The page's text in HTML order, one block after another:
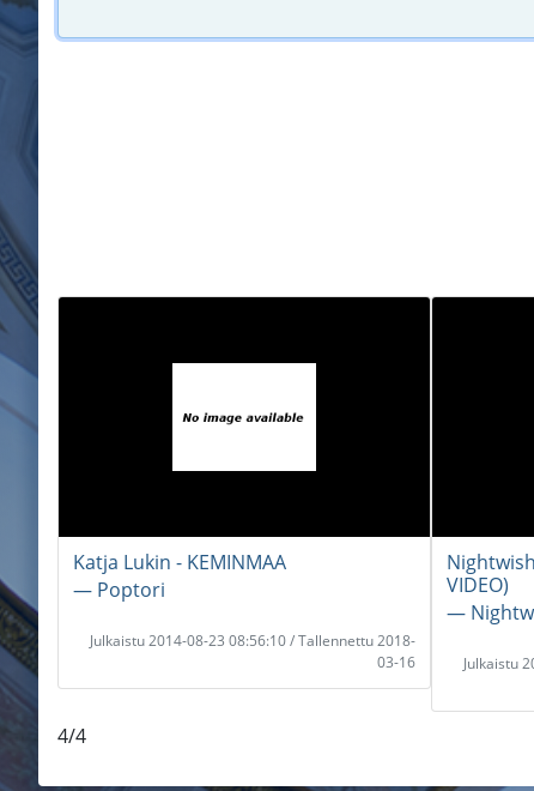
Katja Lukin - KEMINMAA
― Poptori
Julkaistu 2014-08-23 08:56:10 / Tallennettu 2018-
03-16
VIDEO)
―
Julkaistu
4/4